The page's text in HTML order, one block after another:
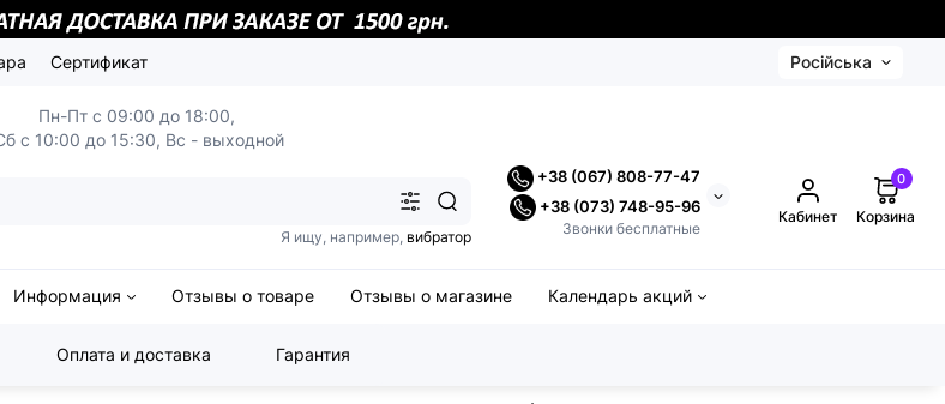
Сертификат Російська
Пн-Пт с 09:00 до 18:00,
с 10:00 до 15:30, Вс - выходной
+38 (067) 808-77-47
+38 (073) 748-95-96
Звонки бесплатные
Я ищу, например, вибратор
Кабинет
0
Корзина
Информация Отзывы о товаре Отзывы о магазине Календарь акций
Оплата и доставка Гарантия
Strawberry 35 мл (срок 04.2026)